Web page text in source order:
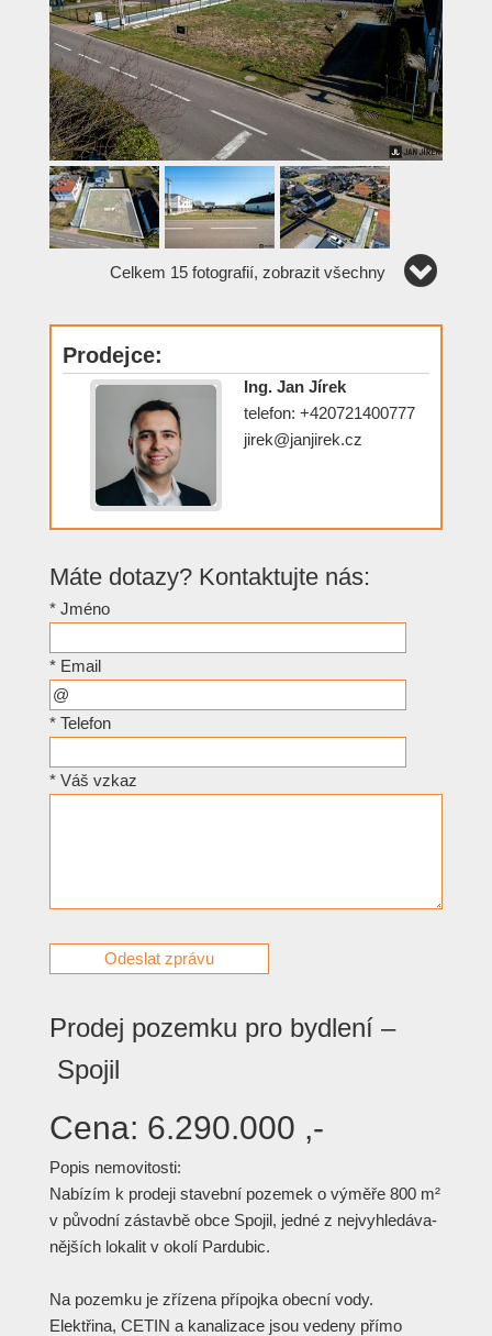
Celkem 15 fotografií, zobrazit všechny
Prodejce:
Ing. Jan Jírek
telefon: +420721400777
jirek@janjirek.cz
Máte dotazy? Kontaktujte nás:
* Jméno
* Email
* Telefon
* Váš vzkaz
Prodej pozemku pro bydlení –
Spojil
Cena: 6.290.000 ,-
Popis nemovitosti:
Nabízím k prodeji stavební pozemek o výměře 800 m²
v původní zástavbě obce Spojil, jedné z nejvyhledáva­
nějších lokalit v okolí Pardubic.
Na pozemku je zřízena přípojka obecní vody.
Elektřina, CETIN a kanalizace jsou vedeny přímo